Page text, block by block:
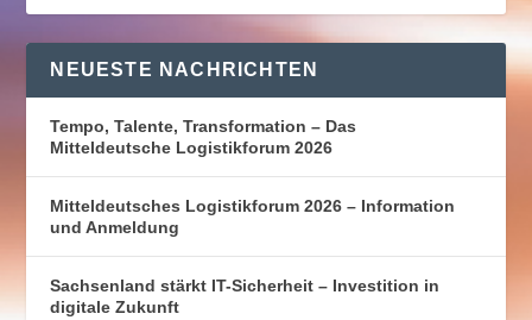
NEUESTE NACHRICHTEN
Tempo, Talente, Transformation – Das
Mitteldeutsche Logistikforum 2026
Mitteldeutsches Logistikforum 2026 – Information
und Anmeldung
Sachsenland stärkt IT-Sicherheit – Investition in
digitale Zukunft